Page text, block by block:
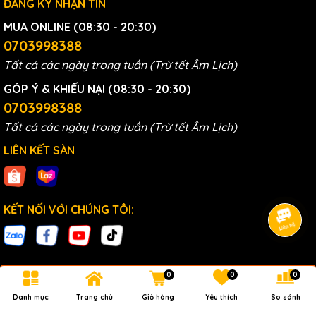
nghiệp.
Bình chứa vật liệu siêu bền, lớp lót trong bằng
nhựa ABS dùng trong y tế.
Công nghệ mạ Bạc trong các bảng mạch điện
tử giúp tăng tuổi thọ và độ bên cao, van điện
tử được làm bằng sợi Polyphelylene Sunfua cực
kỳ bền.
ĐĂNG KÝ NHẬN TIN
MUA ONLINE (08:30 - 20:30)
0703998388
Tất cả các ngày trong tuần (Trừ tết Âm Lịch)
GÓP Ý & KHIẾU NẠI (08:30 - 20:30)
0703998388
Tất cả các ngày trong tuần (Trừ tết Âm Lịch)
LIÊN KẾT SÀN
KẾT NỐI VỚI CHÚNG TÔI:
Bản quyền thuộc về AquaHealth
Danh mục Trang chủ Giỏ hàng
0
Yêu thích
0
So sánh
0